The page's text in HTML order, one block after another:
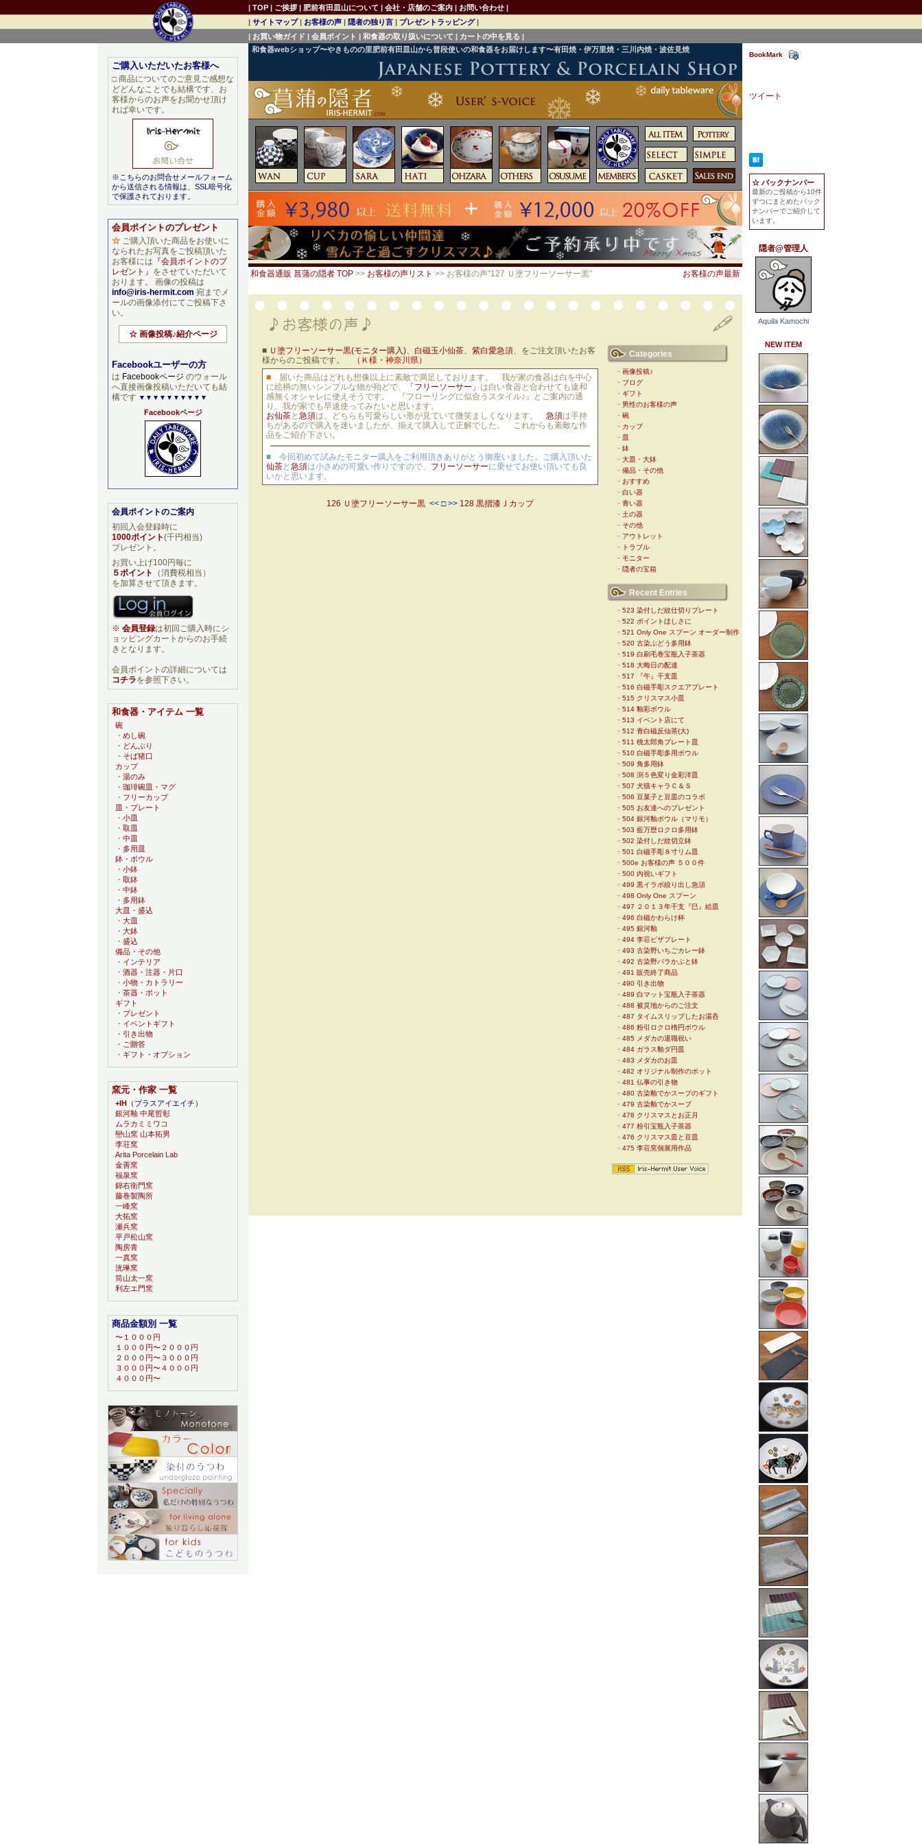
和食器webショップ〜やきものの里肥前有田皿山から普段使いの和食器をお届けします〜有田焼・伊万里焼・三川内焼・波佐見焼
和食器通販 菖蒲の隠者 TOP >> お客様の声リスト >> お客様の声"127 Ｕ塗フリーソーサー黒" お客様の声最新
■ Ｕ塗フリーソーサー黒(モニター購入)、 白磁玉小仙茶、 紫白愛急須、をご注文頂いたお客
様からのご投稿です。
（Ｋ様・神奈川県）
■ 届いた商品はどれも想像以上に素敵で満足しております。 我が家の食器は白を中心
に絵柄の無いシンプルな物が殆どで、
「フリーソーサー」 は白い食器と合わせても違和
感無くオシャレに使えそうです。 『フローリングに似合うスタイル♪』とご案内の通
り、我が家でも早速使ってみたいと思います。
お仙茶と 急須は、どちらも可愛らしい形が見ていて微笑ましくなります。 急須は手持
ちがあるので購入を迷いましたが、揃えて購入して正解でした。 これからも素敵な作
品をご紹介下さい。
■ 今回初めて試みたモニター購入をご利用頂きありがとう御座いました。ご購入頂いた
仙茶と 急須は小さめの可愛い作りですので、 フリーソーサーに乗せてお使い頂いても良
いかと思います。
126 Ｕ塗フリーソーサー黒 << □ >> 128 黒摺漆Ｊカップ
Categories
・ 画像投稿♪
・ ブログ
・ ギフト
・ 男性のお客様の声
・ 碗
・ カップ
・ 皿
・ 鉢
・ 大皿・大鉢
・ 備品・その他
・ おすすめ
・ 白い器
・ 青い器
・ 土の器
・ その他
・ アウトレット
・
トラブル
・ モニター
・ 隠者の宝箱
Recent Entries
・ 523 染付しだ紋仕切りプレート
・ 522 ポイントほしさに
・ 521 Only One スプーン オーダー制作
・ 520 古染ぶどう多用鉢
・ 519 白刷毛巻宝瓶入子茶器
・ 518 大晦日の配達
・ 517 『午』干支皿
・ 516 白磁手彫スクエアプレート
・ 515 クリスマス小皿
・ 514 釉彩ボウル
・ 513 イベント店にて
・ 512 青白磁反仙茶(大)
・ 511 桃太郎角プレート皿
・ 510 白磁手彫多用ボウル
・ 509 角多用鉢
・ 508 渕５色変り金彩洋皿
・ 507 犬猫キャラＣ＆Ｓ
・ 506 豆菓子と豆皿のコラボ
・ 505 お友達へのプレゼント
・ 504 銀河釉ボウル（マリモ）
・ 503 藍万歴ロクロ多用鉢
・ 502 染付しだ紋切立鉢
・ 501 白磁手彫８寸リム皿
・ 500e お客様の声 ５００件
・ 500 内祝いギフト
・ 499 黒イラボ絞り出し急須
・ 498 Only One スプーン
・ 497 ２０１３年干支『巳』絵皿
・ 496 白磁かわらけ杯
・ 495 銀河釉
・ 494 李荘ピザプレート
・ 493 古染野いちごカレー鉢
・ 492 古染野バラかぶと鉢
・ 491 販売終了商品
・ 490 引き出物
・ 489 白マット宝瓶入子茶器
・ 488 被災地からのご注文
・ 487 タイムスリップしたお湯呑
・ 486 粉引ロクロ楕円ボウル
・ 485 メダカの退職祝い
・ 484 ガラス釉ダ円皿
・ 483 メダカのお皿
・ 482 オリジナル制作のポット
・ 481 仏事の引き物
・ 480 古染釉でかスープのギフト
・ 479 古染釉でかスープ
・ 478 クリスマスとお正月
・ 477 粉引宝瓶入子茶器
・ 476 クリスマス皿と豆皿
・ 475 李荘窯個展用作品
BookMark
ツイート
☆ バックナンバー
最新のご投稿から10件
ずつにまとめたバック
ナンバーでご紹介して
います。
隠者@管理人
Aquila Kamochi
NEW ITEM
ご購入いただいたお客様へ
□商品についてのご意見ご感想な
どどんなことでも結構です、お
客様からのお声をお聞かせ頂け
れば幸いです。
※こちらのお問合せメールフォーム
から送信される情報は、SSL暗号化
で保護されております。
会員ポイントのプレゼント
☆ ご購入頂いた商品をお使いに
なられたお写真をご投稿頂いた
お客様には 『会員ポイントのプ
レゼント』 をさせていただいて
おります。 画像の投稿は
info@iris-hermit.com 宛までメ
ールの画像添付にてご投稿下さ
い。
☆ 画像投稿♪紹介ページ
Facebookユーザーの方
は Facebookページ のウォール
へ直接画像投稿いただいても結
構です ▼▼▼▼▼▼▼▼▼▼
Facebookページ
会員ポイントのご案内
初回入会登録時に
1000ポイント(千円相当)
プレゼント。
お買い上げ100円毎に
５ポイント
（消費税相当）
を加算させて頂きます。
※ 会員登録は初回ご購入時にシ
ョッピングカートからのお手続
きとなります。
会員ポイントの詳細については
コチラを参照下さい。
和食器・アイテム 一覧
碗
・ めし碗
・ どんぶり
・ そば猪口
カップ
・ 湯のみ
・ 珈琲碗皿・マグ
・ フリーカップ
皿・プレート
・ 小皿
・ 取皿
・ 中皿
・ 多用皿
鉢・ボウル
・ 小鉢
・ 取鉢
・ 中鉢
・ 多用鉢
大皿・盛込
・ 大皿
・ 大鉢
・ 盛込
備品・その他
・ インテリア
・ 酒器・注器・片口
・ 小物・カトラリー
・ 茶器・ポット
ギフト
・ プレゼント
・ イベントギフト
・ 引き出物
・ ご贈答
・ ギフト・オプション
窯元・作家 一覧
+IH
（プラスアイエイチ）
銀河釉 中尾哲彰
ムラカミミワコ
巒山窯 山本拓男
李荘窯
Arita Porcelain Lab
金善窯
福泉窯
錦右衛門窯
藤巻製陶所
一峰窯
大拓窯
瀬兵窯
平戸松山窯
陶房青
一真窯
洸琳窯
筒山太一窯
利左エ門窯
商品金額別 一覧
〜１０００円
１０００円〜２０００円
２０００円〜３０００円
３０００円〜４０００円
４０００円〜
| TOP | ご挨拶 | 肥前有田皿山について | 会社・店舗のご案内 | お問い合わせ |
| サイトマップ| お客様の声 | 隠者の独り言 | プレゼントラッピング|
| お買い物ガイド | 会員ポイント | 和食器の取り扱いについて | カートの中を見る |